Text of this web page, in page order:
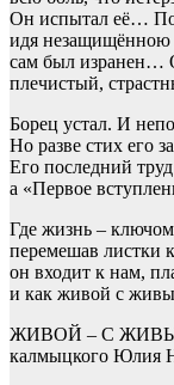
Он испытал её…
идя
сам был изранен…
плечистый,
Борец устал. И
Но разве стих его
Его последний
а «Первое
Где жизнь –
перемешав листки
он входит к нам,
и как живой с
ЖИВОЙ – С
калмыцкого Юлия